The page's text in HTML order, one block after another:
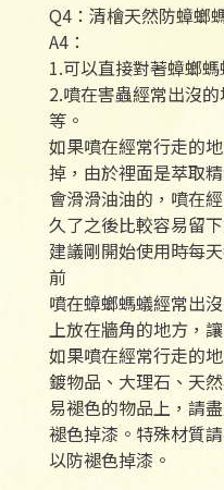
Q4：清檜天然防蟑螂
A4：
1.可以直接對著蟑螂螞
2.噴在害蟲經常出沒
等。
如果噴在經常行走的
掉，由於裡面是萃取
會滑滑油油的，噴在
久了之後比較容易留
建議剛開始使用時每
前
噴在蟑螂螞蟻經常出
上放在牆角的地方，
如果噴在經常行走的
鍍物品、大理石、天
易褪色的物品上，請
褪色掉漆。特殊材質
以防褪色掉漆。